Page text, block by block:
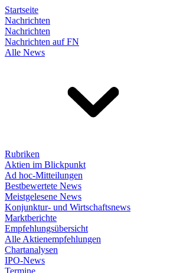
Startseite
Nachrichten
Nachrichten
Nachrichten auf FN
Alle News
Rubriken
Aktien im Blickpunkt
Ad hoc-Mitteilungen
Bestbewertete News
Meistgelesene News
Konjunktur- und Wirtschaftsnews
Marktberichte
Empfehlungsübersicht
Alle Aktienempfehlungen
Chartanalysen
IPO-News
Termine